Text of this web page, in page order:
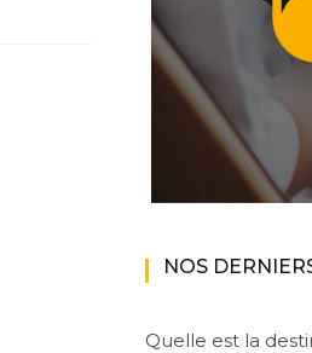
NOS
Quelle est la